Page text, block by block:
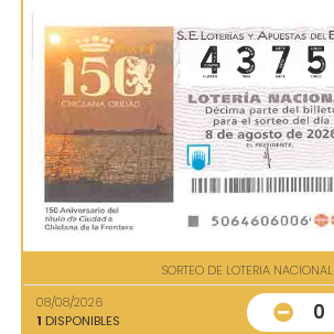
SORTEO DE LOTERIA NACIONAL
08/08/2026
1 DISPONIBLES 0